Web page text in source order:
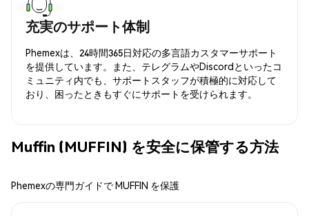
充実のサポート体制
Phemexは、24時間365日対応の多言語カスタマーサポート
を提供しています。また、テレグラムやDiscordといったコ
ミュニティ内でも、サポートスタッフが積極的に対応して
おり、困ったときもすぐにサポートを受けられます。
Muffin (MUFFIN) を安全に保管する方法
Phemexの専門ガイドで MUFFIN を保護